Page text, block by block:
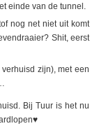
einde van de tunnel.
nog net niet uit komt
Shit, eerst
zijn), met een
Bij Tuur is het nu